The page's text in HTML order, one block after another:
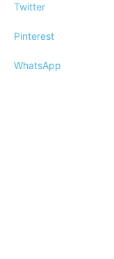
Twitter
Pinterest
WhatsApp